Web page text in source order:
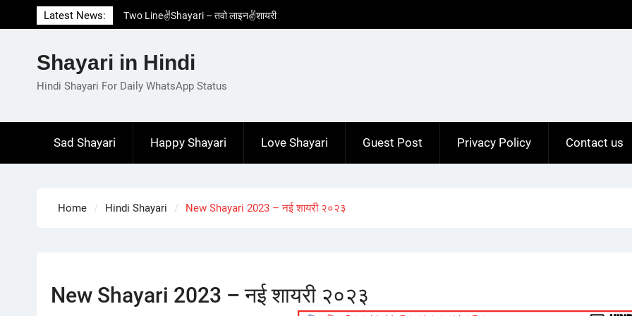
to
Latest News:
Two Line✌️Shayari – तवो लाइन✌️शायरी
Love😓Lines In Hindi – लव😓लाइन्स इन हिंदी
Love🥳Poetry In Hindi – लव🥳पोएट्री इन हिंदी
1 Line☝️Shayari In Hindi – १ लाइन☝️शायरी इन
Shayari in Hindi
Hindi Shayari For Daily WhatsApp Status
Sad Shayari Happy Shayari Love Shayari Guest Post Privacy Policy Contact us
Home Hindi Shayari New Shayari 2023 – नई शायरी २०२३
New Shayari 2023 – नई शायरी २०२३